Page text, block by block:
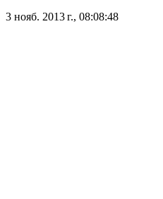
3 нояб. 2013 г., 08:08:48